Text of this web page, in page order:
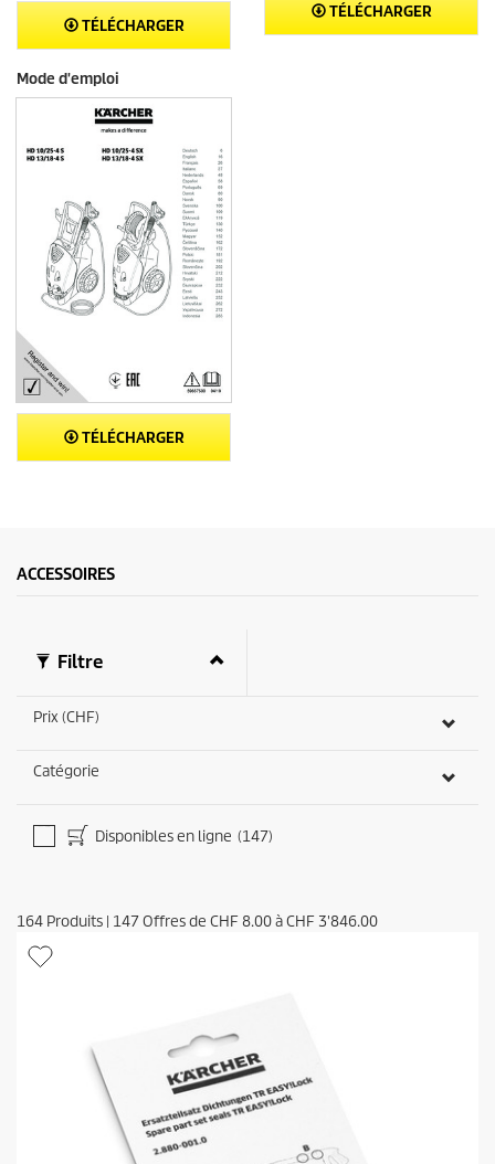
TÉLÉCHARGER
TÉLÉCHARGER
Mode d'emploi
TÉLÉCHARGER
ACCESSOIRES
Filtre
Prix (CHF)
Catégorie
Disponibles en ligne (147)
164 Produits | 147Offres de CHF 8.00àCHF 3'846.00